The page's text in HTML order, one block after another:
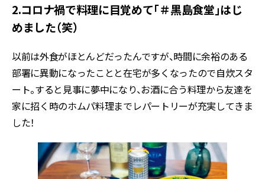
2.コロナ禍で料理に目覚めて「＃黒島食堂」はじ
めました（笑）
以前は外食がほとんどだったんですが、時間に余裕のある
部署に異動になったことと在宅が多くなったので自炊スタ
ート。すると見事に夢中になり、お酒に合う料理から友達を
家に招く時のホムパ料理までレパートリーが充実してきま
した！